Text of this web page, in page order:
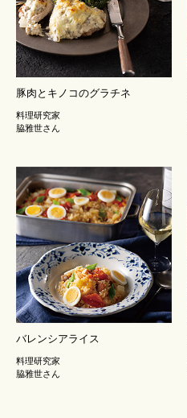
豚肉とキノコのグラチネ
料理研究家
脇雅世さん
バレンシアライス
料理研究家
脇雅世さん